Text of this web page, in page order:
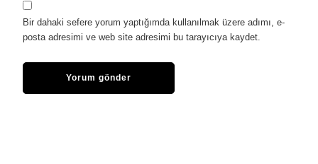
Bir dahaki sefere yorum yaptığımda kullanılmak üzere adımı, e-
posta adresimi ve web site adresimi bu tarayıcıya kaydet.